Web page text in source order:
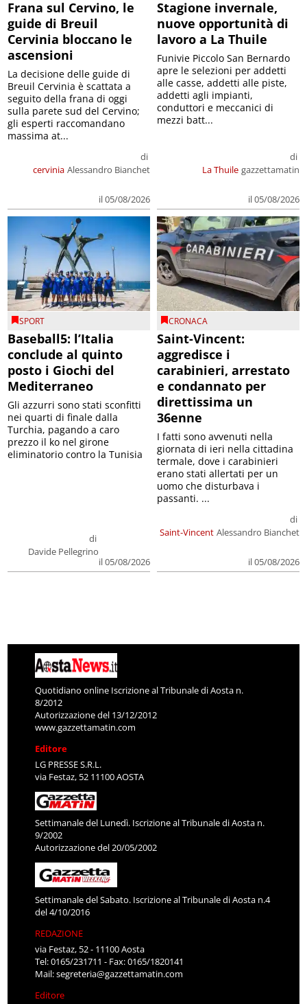
Frana sul Cervino, le
guide di Breuil
Cervinia bloccano le
ascensioni
cervinia
di
Alessandro Bianchet
il 05/08/2026
La decisione delle guide di
Breuil Cervinia è scattata a
seguito della frana di oggi
sulla parete sud del Cervino;
gli esperti raccomandano
massima at...
Stagione invernale,
nuove opportunità di
lavoro a La Thuile
La Thuile
di
gazzettamatin
il 05/08/2026
Funivie Piccolo San Bernardo
apre le selezioni per addetti
alle casse, addetti alle piste,
addetti agli impianti,
conduttori e meccanici di
mezzi batt...
SPORT
Baseball5: l’Italia
conclude al quinto
posto i Giochi del
Mediterraneo
di
Davide Pellegrino
il 05/08/2026
Gli azzurri sono stati sconfitti
nei quarti di finale dalla
Turchia, pagando a caro
prezzo il ko nel girone
eliminatorio contro la Tunisia
CRONACA
Saint-Vincent:
aggredisce i
carabinieri, arrestato
e condannato per
direttissima un
36enne
Saint-Vincent
di
Alessandro Bianchet
il 05/08/2026
I fatti sono avvenuti nella
giornata di ieri nella cittadina
termale, dove i carabinieri
erano stati allertati per un
uomo che disturbava i
passanti. ...
Quotidiano online Iscrizione al Tribunale di Aosta n.
8/2012
Autorizzazione del 13/12/2012
www.gazzettamatin.com
Editore
LG PRESSE S.R.L.
via Festaz, 52 11100 AOSTA
Settimanale del Lunedì. Iscrizione al Tribunale di Aosta n.
9/2002
Autorizzazione del 20/05/2002
Settimanale del Sabato. Iscrizione al Tribunale di Aosta n.4
del 4/10/2016
REDAZIONE
via Festaz, 52 - 11100 Aosta
Tel: 0165/231711 - Fax: 0165/1820141
Mail:segreteria@gazzettamatin.com
Editore